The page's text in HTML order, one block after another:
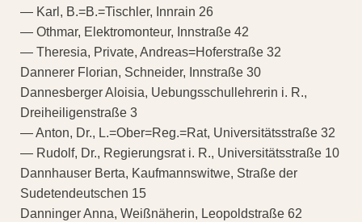
— Karl, B.=B.=Tischler, Innrain 26
— Othmar, Elektromonteur, Innstraße 42
— Theresia, Private, Andreas=Hoferstraße 32
Dannerer Florian, Schneider, Innstraße 30
Dannesberger Aloisia, Uebungsschullehrerin i. R.,
Dreiheiligenstraße 3
— Anton, Dr., L.=Ober=Reg.=Rat, Universitätsstraße 32
— Rudolf, Dr., Regierungsrat i. R., Universitätsstraße 10
Dannhauser Berta, Kaufmannswitwe, Straße der
Sudetendeutschen 15
Danninger Anna, Weißnäherin, Leopoldstraße 62